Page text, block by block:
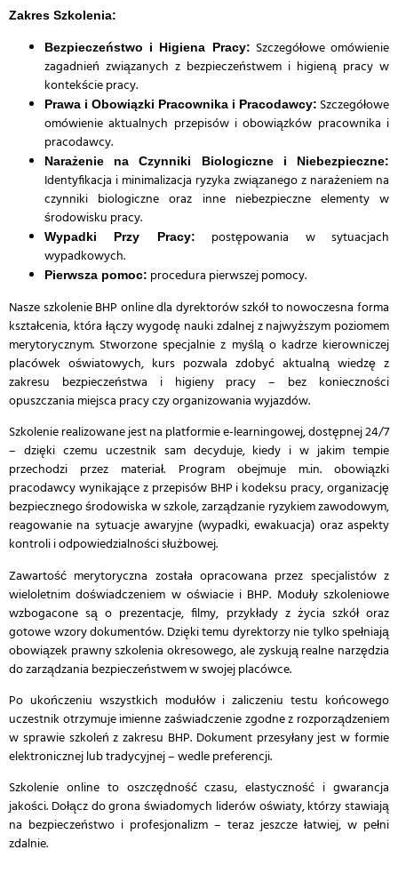
Zakres Szkolenia:
Bezpieczeństwo i Higiena Pracy: Szczegółowe omówienie
zagadnień związanych z bezpieczeństwem i higieną pracy w
kontekście pracy.
Prawa i Obowiązki Pracownika i Pracodawcy: Szczegółowe
omówienie aktualnych przepisów i obowiązków pracownika i
pracodawcy.
Narażenie na Czynniki Biologiczne i Niebezpieczne:
Identyfikacja i minimalizacja ryzyka związanego z narażeniem na
czynniki biologiczne oraz inne niebezpieczne elementy w
środowisku pracy.
Wypadki Przy Pracy:
postępowania w sytuacjach
wypadkowych.
Pierwsza pomoc: procedura pierwszej pomocy.
Nasze szkolenie BHP online dla dyrektorów szkół to nowoczesna forma
kształcenia, która łączy wygodę nauki zdalnej z najwyższym poziomem
merytorycznym. Stworzone specjalnie z myślą o kadrze kierowniczej
placówek oświatowych, kurs pozwala zdobyć aktualną wiedzę z
zakresu bezpieczeństwa i higieny pracy – bez konieczności
opuszczania miejsca pracy czy organizowania wyjazdów.
Szkolenie realizowane jest na platformie e-learningowej, dostępnej 24/7
– dzięki czemu uczestnik sam decyduje, kiedy i w jakim tempie
przechodzi przez materiał. Program obejmuje m.in. obowiązki
pracodawcy wynikające z przepisów BHP i kodeksu pracy, organizację
bezpiecznego środowiska w szkole, zarządzanie ryzykiem zawodowym,
reagowanie na sytuacje awaryjne (wypadki, ewakuacja) oraz aspekty
kontroli i odpowiedzialności służbowej.
Zawartość merytoryczna została opracowana przez specjalistów z
wieloletnim doświadczeniem w oświacie i BHP. Moduły szkoleniowe
wzbogacone są o prezentacje, filmy, przykłady z życia szkół oraz
gotowe wzory dokumentów. Dzięki temu dyrektorzy nie tylko spełniają
obowiązek prawny szkolenia okresowego, ale zyskują realne narzędzia
do zarządzania bezpieczeństwem w swojej placówce.
Po ukończeniu wszystkich modułów i zaliczeniu testu końcowego
uczestnik otrzymuje imienne zaświadczenie zgodne z rozporządzeniem
w sprawie szkoleń z zakresu BHP. Dokument przesyłany jest w formie
elektronicznej lub tradycyjnej – wedle preferencji.
Szkolenie online to oszczędność czasu, elastyczność i gwarancja
jakości. Dołącz do grona świadomych liderów oświaty, którzy stawiają
na bezpieczeństwo i profesjonalizm – teraz jeszcze łatwiej, w pełni
zdalnie.